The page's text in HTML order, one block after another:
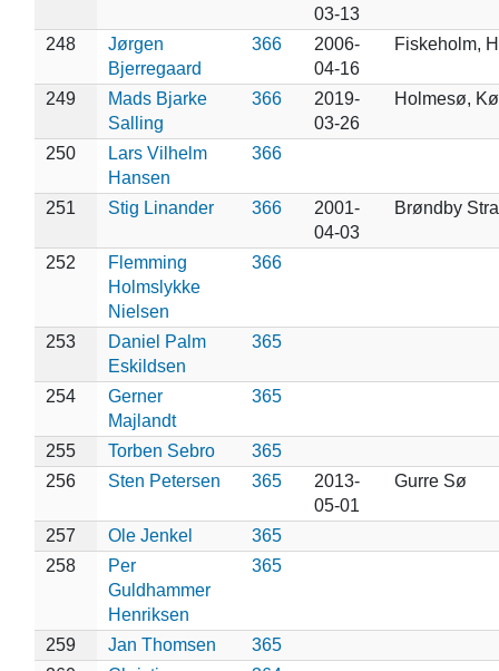
03-13
248
Jørgen
Bjerregaard
366
2006-
04-16
Fiskeholm,
249
Mads Bjarke
Salling
366
2019-
03-26
Holmesø,
250
Lars Vilhelm
Hansen
366
251 Stig Linander 366
2001-
04-03
Brøndby
252
Flemming
Holmslykke
Nielsen
366
253
Daniel Palm
Eskildsen
365
254
Gerner
Majlandt
365
255 Torben Sebro
365
256
Sten Petersen 365
2013-
05-01
Gurre Sø
257 Ole Jenkel
365
258
Per
Guldhammer
Henriksen
365
259 Jan Thomsen
365